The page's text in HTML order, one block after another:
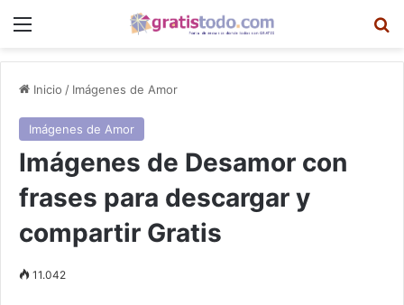
Menú
Inicio / Imágenes de Amor
Imágenes de Amor
Imágenes de Desamor con
frases para descargar y
compartir Gratis
11.042